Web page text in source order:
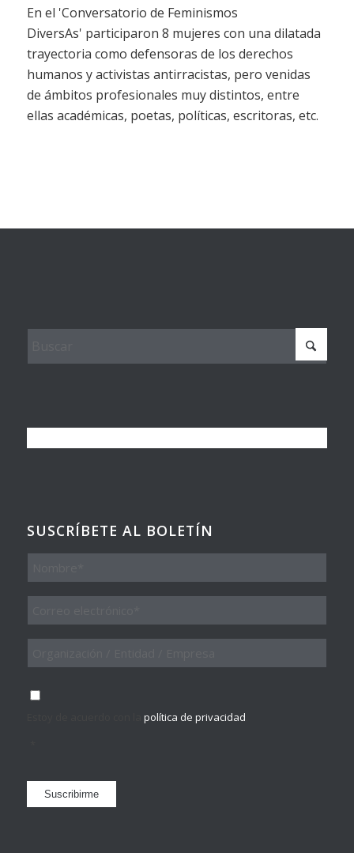
En el 'Conversatorio de Feminismos
DiversAs' participaron 8 mujeres con una dilatada
trayectoria como defensoras de los derechos
humanos y activistas antirracistas, pero venidas
de ámbitos profesionales muy distintos, entre
ellas académicas, poetas, políticas, escritoras, etc.
SUSCRÍBETE AL BOLETÍN
Nombre
Entidad
Empresa
Consentimiento
política de privacidad
Suscribirme